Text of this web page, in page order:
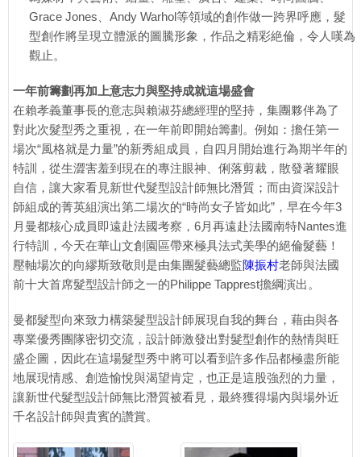
Grace Jones、Andy Warhol等領域的創作做一跨界呼應，髮
型創作將呈現立體派的圖騰形象，作品之精彩絶倫，令人嘆為
觀止。
一年前籌劃再加上意志力與堅持成就這場盛會
在賴孝義董事長的意志與賴淑芬總經理的堅持，集團夥伴為了
對此次髮型秀之重視，在一年前即開始籌劃。例如：擔任第一
場次“風格就是力量”的新秀組成員，自四月開始進行為期半年的
特訓，從生澀害羞到現在的專注眼神、俐落剪裁，散發著耀眼
自信，讓大家看見新世代髮型設計師無比潛質；而由資深設計
師組成的菁英組演出第二場次的“時尚女子皆如此”，早在今年3
月曼都核心成員即遠赴法國考察，6月再遠赴法國南特Nantes進
行特訓，今天在華山文創園區帶來極具法式美學的絕倫髮藝！
壓軸場次的向繆斯致敬則是由集團髮藝總監陳振村老師與法國
前十大首席髮型設計師之一的Philippe Tapprest擔綱演出。
曼都髮型向來致力構築髮型設計師展現自我的舞台，藉由與各
專業優秀團隊密切交流，設計師激發出對髮型創作的熱情與旺
盛企圖，因此在這場髮型秀中將可以看到許多作品都極盡所能
地展現情感、創造愉悅與渴望肯定，也正是這股強烈的力量，
讓新世代髮型設計師無比潛質被看見，最終獲得場內與場外近
千名設計師與貴賓的讚賞。